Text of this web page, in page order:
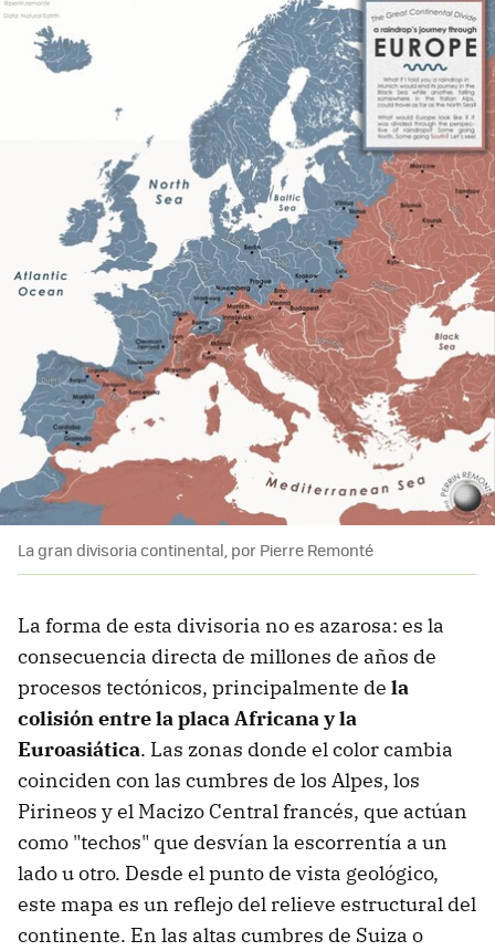
La gran divisoria continental, por Pierre Remonté
La forma de esta divisoria no es azarosa: es la
consecuencia directa de millones de años de
procesos tectónicos, principalmente de la
colisión entre la placa Africana y la
Euroasiática. Las zonas donde el color cambia
coinciden con las cumbres de los Alpes, los
Pirineos y el Macizo Central francés, que actúan
como "techos" que desvían la escorrentía a un
lado u otro. Desde el punto de vista geológico,
este mapa es un reflejo del relieve estructural del
continente. En las altas cumbres de Suiza o